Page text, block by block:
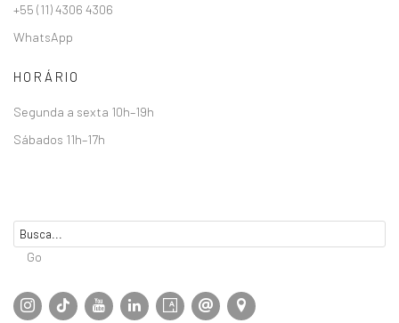
+55 (11) 4306 4306
WhatsApp
HORÁRIO
Segunda a sexta 10h–19h
Sábados 11h–17h
Go